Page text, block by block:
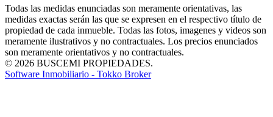
Todas las medidas enunciadas son meramente orientativas, las
medidas exactas serán las que se expresen en el respectivo título de
propiedad de cada inmueble. Todas las fotos, imagenes y videos son
meramente ilustrativos y no contractuales. Los precios enunciados
son meramente orientativos y no contractuales.
© 2026 BUSCEMI PROPIEDADES.
Software Inmobiliario - Tokko Broker